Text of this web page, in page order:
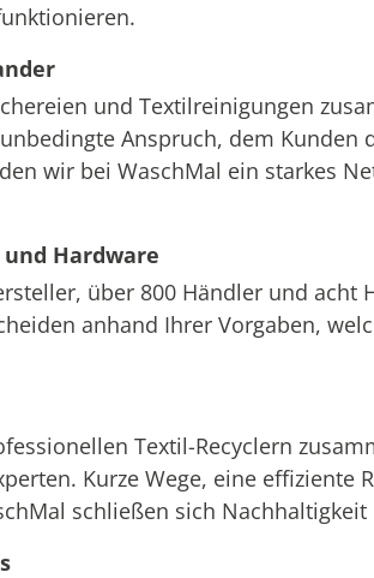
und Textilreinigungen
Anspruch, dem Kunden
wir bei WaschMal ein starkes
Hardware
über 800 Händler und
anhand Ihrer Vorgaben,
Textil-Recyclern
Kurze Wege, eine
schließen sich